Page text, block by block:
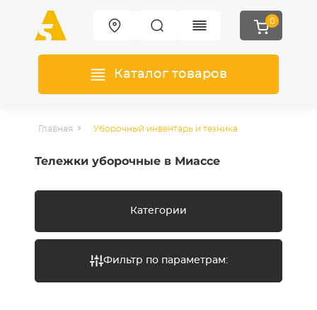
0
Каталог товаров
Главная Уборочный инвентарь и техника
Тележки уборочные в Миассе
Категории
Фильтр по параметрам: